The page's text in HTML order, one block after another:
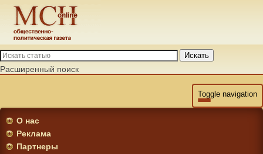
Искать
Расширенный поиск
Toggle navigation
О нас
Реклама
Партнеры